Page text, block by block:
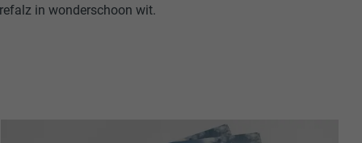
in wonderschoon wit.
extension.